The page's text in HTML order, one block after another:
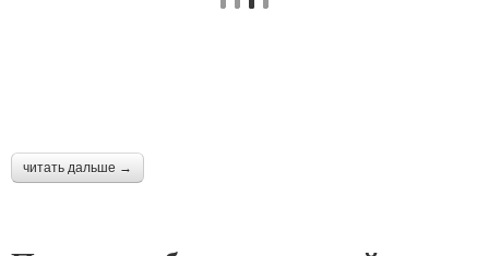
читать дальше →